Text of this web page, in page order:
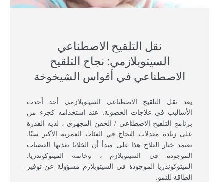
نقل التلقيح الاصطناعي
السيتوبلازمي: نجاح التلقيح
الاصطناعي في أقواس الشيخوخة
يعد نقل التلقيح الاصطناعي السيتوبلازمي أحد أحدث
الأساليب في علاجات الخصوبة. عند استخدامه كجزء من
برنامج التلقيح الاصطناعي / الحقن المجهري ، لديه القدرة
على زيادة معدلات النجاح في الفئات العمرية الأكبر سنًا.
يعتمد خيار العلاج هذا على مبدأ أن الخلايا تغذيها العضيات
الموجودة في السيتوبلازم ، وخاصة الميتوكوندريا.
الميتوكوندريا الموجودة في السيتوبلازم مسؤولة عن توفير
الطاقة للنمو.